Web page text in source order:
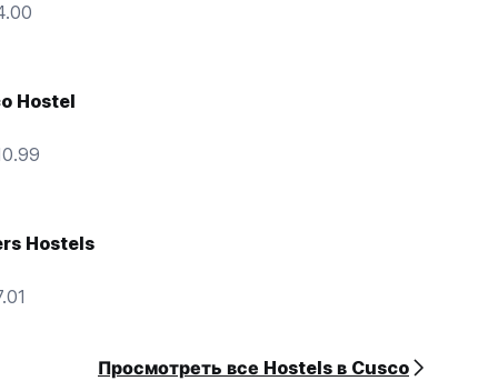
Hostel
Hostels
Просмотреть все Hostels в Cusco